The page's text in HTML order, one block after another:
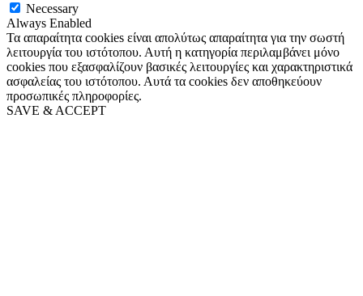
Necessary
Always Enabled
Τα απαραίτητα cookies είναι απολύτως απαραίτητα για την σωστή
λειτουργία του ιστότοπου. Αυτή η κατηγορία περιλαμβάνει μόνο
cookies που εξασφαλίζουν βασικές λειτουργίες και χαρακτηριστικά
ασφαλείας του ιστότοπου. Αυτά τα cookies δεν αποθηκεύουν
προσωπικές πληροφορίες.
SAVE & ACCEPT